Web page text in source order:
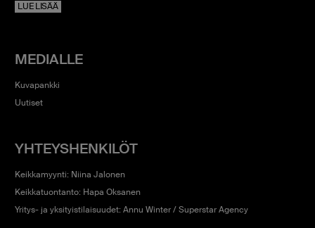
Kullervo Linna -palkinto (2014). Vuonna 2023 hän sai Iskelmä-Finlandia -
LUE LISÄÄ
MEDIALLE
Kuvapankki
Uutiset
YHTEYSHENKILÖT
Keikkamyynti: Niina Jalonen
Keikkatuontanto: Hapa Oksanen
Yritys- ja yksityistilaisuudet: Annu Winter / Superstar Agency